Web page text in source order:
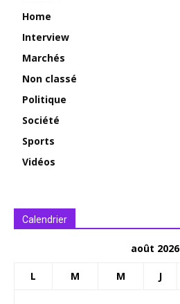
Home
Interview
Marchés
Non classé
Politique
Société
Sports
Vidéos
Calendrier
août 2026
L M M J